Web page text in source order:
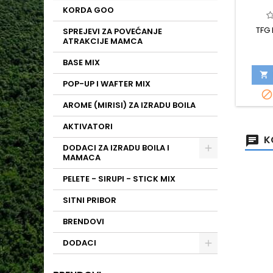
KORDA GOO
SPREJEVI ZA POVEĆANJE
ATRAKCIJE MAMCA
BASE MIX
POP-UP I WAFTER MIX
AROME (MIRISI) ZA IZRADU BOILA
AKTIVATORI
DODACI ZA IZRADU BOILA I
MAMACA
PELETE - SIRUPI - STICK MIX
SITNI PRIBOR
BRENDOVI
DODACI
TFG

